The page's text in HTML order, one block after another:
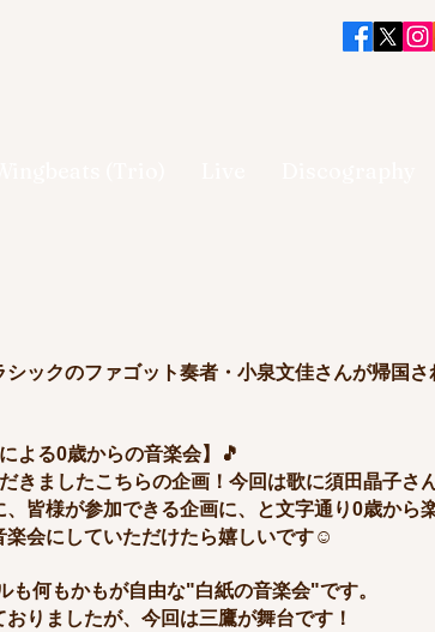
ックのファゴット奏者・小泉文佳さんが帰国
よる0歳からの音楽会】🎵
きましたこちらの企画！今回は歌に須田晶子さ
皆様が参加できる企画に、と文字通り0歳から
楽会にしていただけたら嬉しいです☺️
何もかもが自由な"白紙の音楽会"です。
りましたが、今回は三鷹が舞台です！